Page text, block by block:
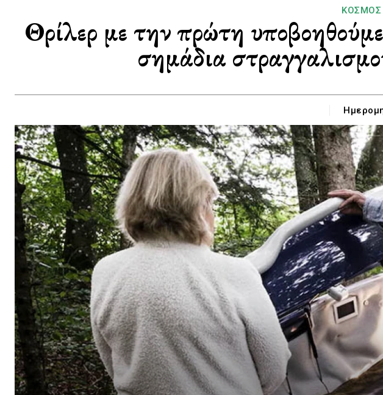
ΚΌΣΜΟΣ
Θρίλερ με την πρώτη
σημάδια